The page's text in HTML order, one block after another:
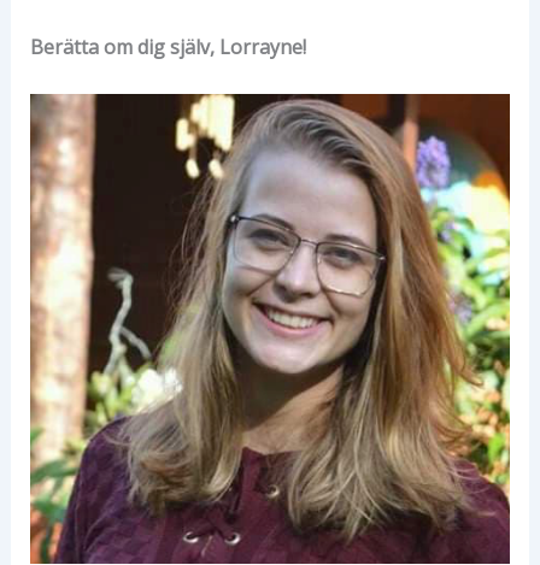
Berätta om dig själv, Lorrayne!